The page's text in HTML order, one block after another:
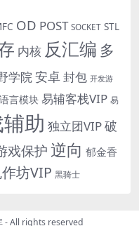
OD POST SOCKET STL
内核 反汇编 多
学院安卓封包 开发游
言模块 易辅客栈VIP 易
助 独立团VIP破
戏保护逆向 郁金香
坊VIP 黑骑士
- All rights reserved